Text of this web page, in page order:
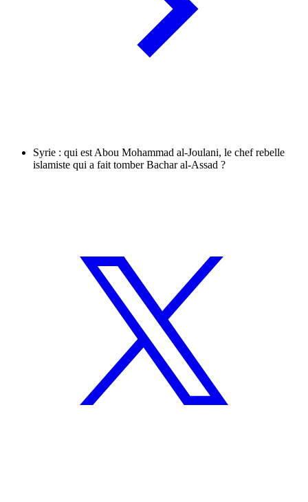
Syrie : qui est Abou Mohammad al-Joulani, le chef rebelle
islamiste qui a fait tomber Bachar al-Assad ?